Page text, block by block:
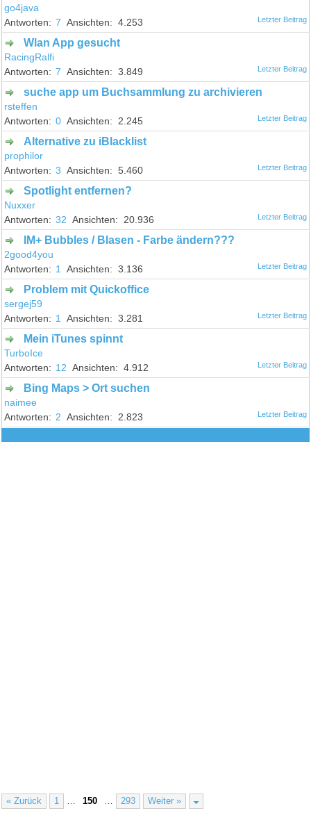
go4java
7
4.253
Wlan App gesucht
RacingRalfi
7
3.849
suche app um Buchsammlung zu archivieren
rsteffen
0
2.245
Alternative zu iBlacklist
prophilor
3
5.460
Spotlight entfernen?
Nuxxer
32
20.936
IM+ Bubbles / Blasen - Farbe ändern???
2good4you
1
3.136
Problem mit Quickoffice
sergej59
1
3.281
Mein iTunes spinnt
TurboIce
12
4.912
Bing Maps > Ort suchen
naimee
2
2.823
« Zurück 1 150 293 Weiter »